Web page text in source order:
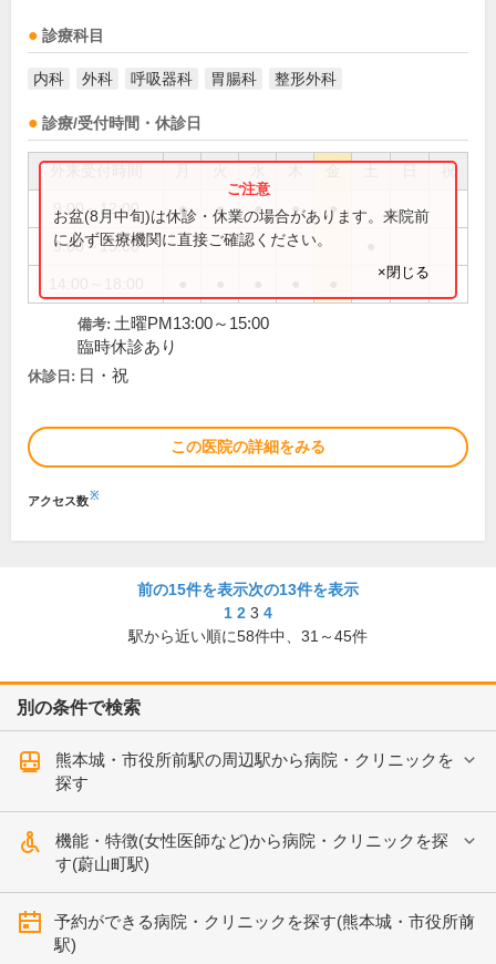
診療科目
内科 外科 呼吸器科 胃腸科 整形外科
診療/受付時間・休診日
祝
9:00～12:00 ● ● ● ● ●
9:00～15:00
お盆(8月中旬)は休診・休業の場合があります。来院前
に必ず医療機関に直接ご確認ください。
×閉じる
備考: 土曜PM13:00～15:00
臨時休診あり
休診日: 日・祝
この医院の詳細をみる
アクセス数※
前の15件を表示次の13件を表示
1 2 3 4
駅から近い順に58件中、 31～45件
別の条件で検索
熊本城・市役所前駅の周辺駅から病院・クリニックを
探す
機能・特徴(女性医師など)から病院・クリニックを探
す(蔚山町駅)
予約ができる病院・クリニックを探す(熊本城・市役所前
駅)